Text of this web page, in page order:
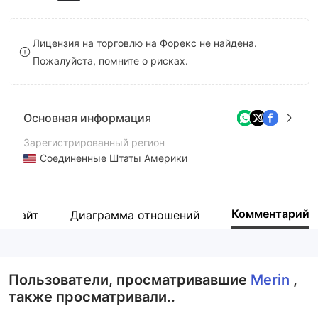
8
9
7
8
9
Лицензия на торговлю на Форекс не найдена.
Пожалуйста, помните о рисках.
Основная информация
Зарегистрированный регион
Соединенные Штаты Америки
Компания
сайт Диаграмма отношений Комментарий
Пользователи, просматривавшие Merin ,
также просматривали..